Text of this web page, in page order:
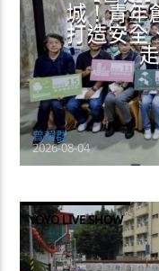
城！青年
打造安全
曾超群
2026-08-04
YOYO LIVE SHOW